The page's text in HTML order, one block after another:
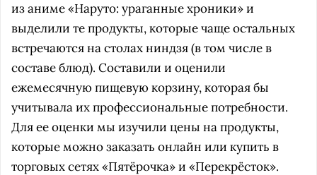
из аниме «Наруто: ураганные хроники» и
выделили те продукты, которые чаще остальных
встречаются на столах ниндзя (в том числе в
составе блюд). Составили и оценили
ежемесячную пищевую корзину, которая бы
учитывала их профессиональные потребности.
Для ее оценки мы изучили цены на продукты,
которые можно заказать онлайн или купить в
торговых сетях «Пятёрочка» и «Перекрёсток».